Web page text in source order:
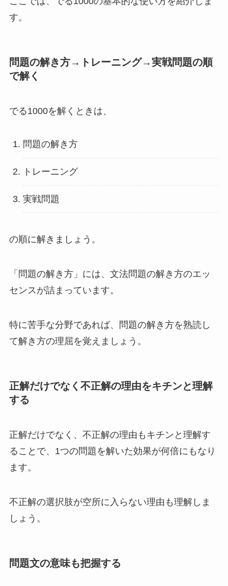
す。
問題の解き方→トレーニング→実戦問題の順
で解く
でる1000を解くときは、
問題の解き方
トレーニング
実戦問題
の順に解きましょう。
「問題の解き方」には、文法問題の解き方のエッ
センスが詰まっています。
特に苦手な分野であれば、問題の解き方を熟読し
て解き方の理屈を覚えましょう。
正解だけでなく不正解の理由をキチンと理解
する
正解だけでなく、不正解の理由もキチンと理解す
ることで、1つの問題を解いた効果が何倍にもなり
ます。
不正解の選択肢が空所に入らない理由も理解しま
しょう。
問題文の意味も把握する